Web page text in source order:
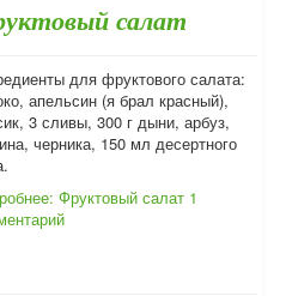
салат
для фруктового салата:
апельсин (я брал красный),
3 сливы, 300 г дыни, арбуз,
черника, 150 мл десертного
Фруктовый салат 1